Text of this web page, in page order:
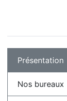
Présentation
Nos bureaux